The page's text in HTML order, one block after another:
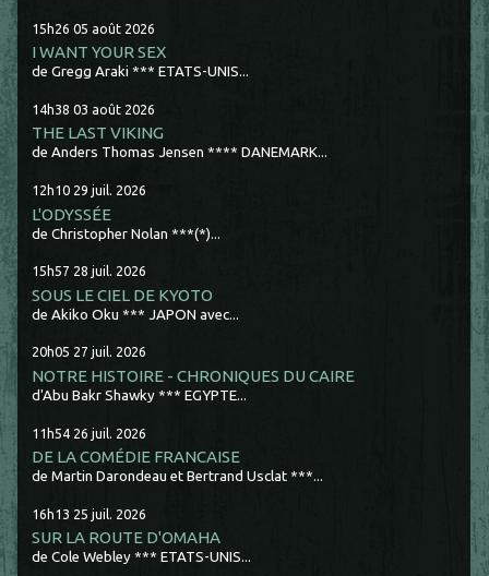
15h26 05 août 2026
I WANT YOUR SEX
de Gregg Araki *** ETATS-UNIS...
14h38 03 août 2026
THE LAST VIKING
de Anders Thomas Jensen **** DANEMARK...
12h10 29 juil. 2026
L'ODYSSÉE
de Christopher Nolan ***(*)...
15h57 28 juil. 2026
SOUS LE CIEL DE KYOTO
de Akiko Oku *** JAPON avec...
20h05 27 juil. 2026
NOTRE HISTOIRE - CHRONIQUES DU CAIRE
d'Abu Bakr Shawky *** EGYPTE...
11h54 26 juil. 2026
DE LA COMÉDIE FRANCAISE
de Martin Darondeau et Bertrand Usclat ***...
16h13 25 juil. 2026
SUR LA ROUTE D'OMAHA
de Cole Webley *** ETATS-UNIS...